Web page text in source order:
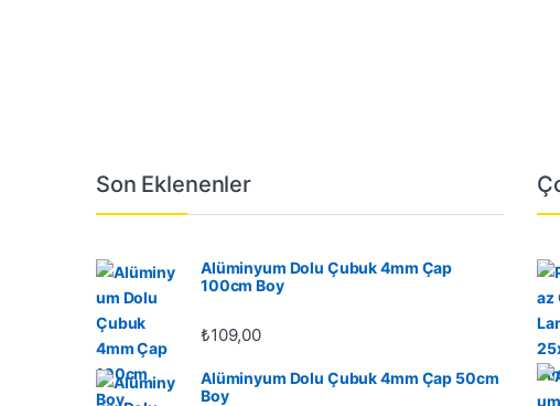
Son Eklenenler
Alüminyum Dolu Çubuk 4mm Çap
100cm Boy
₺109,00
Alüminyum Dolu Çubuk 4mm Çap 50cm
Boy